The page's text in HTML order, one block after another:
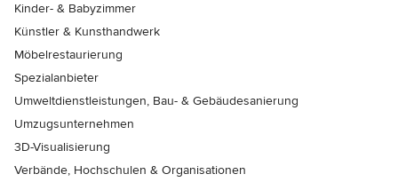
Kinder- & Babyzimmer
Künstler & Kunsthandwerk
Möbelrestaurierung
Spezialanbieter
Umweltdienstleistungen, Bau- & Gebäudesanierung
Umzugsunternehmen
3D-Visualisierung
Verbände, Hochschulen & Organisationen